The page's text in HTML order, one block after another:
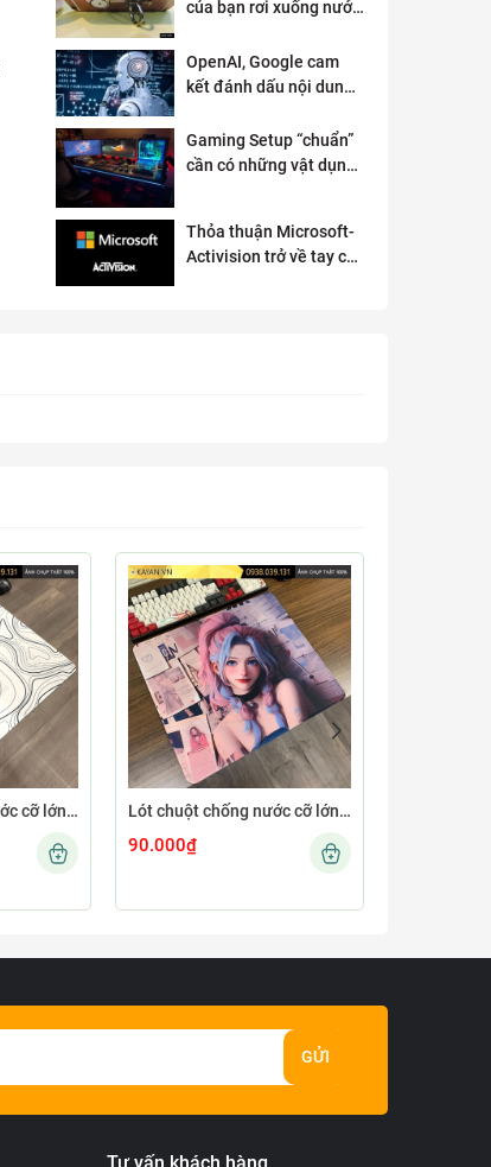
của bạn rơi xuống nước
OpenAI, Google cam
kết đánh dấu nội dung
Gaming Setup “chuẩn”
cần có những vật dụng
Thỏa thuận Microsoft-
Activision trở về tay cơ
Lót chuột chống nước cỡ lớn 45x40cm dày 4mm MINIMAL-12-45X40-4MM Lót chuột chống nước cỡ lớn 45x40cm dày 4mm GIRL-04-45X40-4MM
90.000₫
GỬI